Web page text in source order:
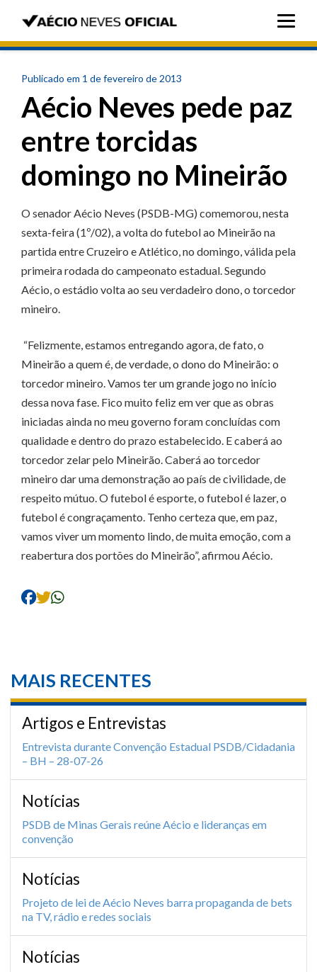
Publicado em 1 de fevereiro de 2013
Aécio Neves pede paz
entre torcidas
domingo no Mineirão
O senador Aécio Neves (PSDB-MG) comemorou, nesta
sexta-feira (1º/02), a volta do futebol ao Mineirão na
partida entre Cruzeiro e Atlético, no domingo, válida pela
primeira rodada do campeonato estadual. Segundo
Aécio, o estádio volta ao seu verdadeiro dono, o torcedor
mineiro.
“Felizmente, estamos entregando agora, de fato, o
Mineirão a quem é, de verdade, o dono do Mineirão: o
torcedor mineiro. Vamos ter um grande jogo no início
dessa nova fase. Fico muito feliz em ver que as obras
iniciadas ainda no meu governo foram concluídas com
qualidade e dentro do prazo estabelecido. E caberá ao
torcedor zelar pelo Mineirão. Caberá ao torcedor
mineiro dar uma demonstração ao país de civilidade, de
respeito mútuo. O futebol é esporte, o futebol é lazer, o
futebol é congraçamento. Tenho certeza que, em paz,
vamos viver um momento lindo, de muita emoção, com a
reabertura dos portões do Mineirão”, afirmou Aécio.
MAIS RECENTES
Artigos e Entrevistas
Entrevista durante Convenção Estadual PSDB/Cidadania
– BH – 28-07-26
Notícias
PSDB de Minas Gerais reúne Aécio e lideranças em
convenção
Notícias
Projeto de lei de Aécio Neves barra propaganda de bets
na TV, rádio e redes sociais
Notícias